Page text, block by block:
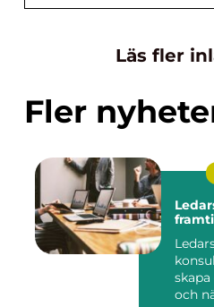
Läs fler
Fler
och